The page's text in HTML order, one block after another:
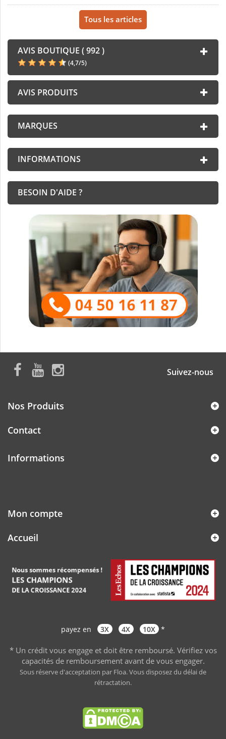
Tous les articles
AVIS BOUTIQUE ( 992 )
(4,7/5)
AVIS PRODUITS
MARQUES
INFORMATIONS
BESOIN D'AIDE ?
Suivez-nous
Nos Produits
Contact
Informations
Mon compte
Accueil
payez en 3X 4X 10X *
* Un crédit vous engage et doit être remboursé. Vérifiez vos
capacités de remboursement avant de vous engager.
Sous réserve d'acceptation par Floa. Vous disposez du délai de
rétractation.